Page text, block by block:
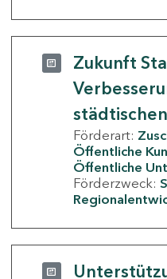
Zukunft
Förderart:
Öffentliche
Öffentliche
Förderzweck: